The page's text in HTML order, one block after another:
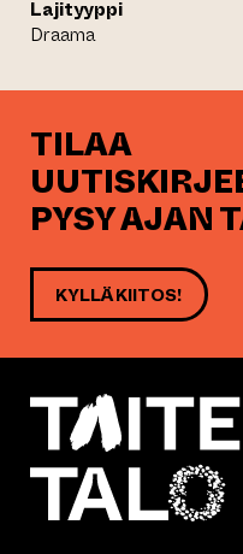
Lajityyppi
Draama
TILAA
PYSY AJAN
KYLLÄ KIITOS!